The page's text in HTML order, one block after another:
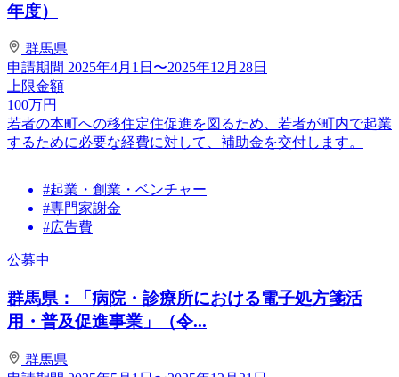
年度）
群馬県
申請期間 2025年4月1日〜2025年12月28日
上限金額
100万円
若者の本町への移住定住促進を図るため、若者が町内で起業
するために必要な経費に対して、補助金を交付します。
#起業・創業・ベンチャー
#専門家謝金
#広告費
公募中
群馬県：「病院・診療所における電子処方箋活
用・普及促進事業」（令...
群馬県